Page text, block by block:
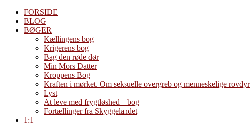
FORSIDE
BLOG
BØGER
Kællingens bog
Krigerens bog
Bag den røde dør
Min Mors Datter
Kroppens Bog
Kraften i mørket. Om seksuelle overgreb og menneskelige rovdyr
Lyst
At leve med frygtløshed – bog
Fortællinger fra Skyggelandet
1:1